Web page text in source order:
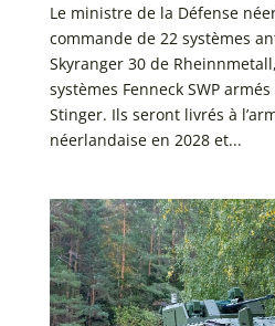
Le ministre de la Défense
commande de 22 systèmes
Skyranger 30 de
systèmes Fenneck SWP
Stinger. Ils seront livrés à
néerlandaise en 2028 et...